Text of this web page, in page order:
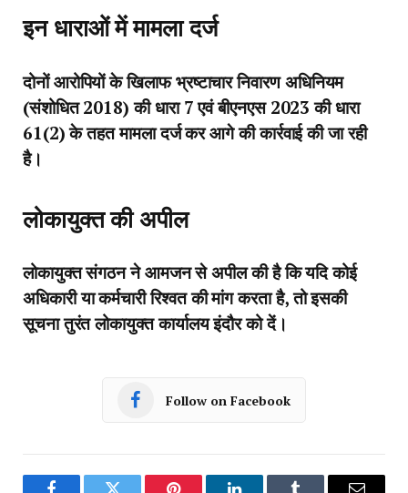
इन धाराओं में मामला दर्ज
दोनों आरोपियों के खिलाफ भ्रष्टाचार निवारण अधिनियम
(संशोधित 2018) की धारा 7 एवं बीएनएस 2023 की धारा
61(2) के तहत मामला दर्ज कर आगे की कार्रवाई की जा रही
है।
लोकायुक्त की अपील
लोकायुक्त संगठन ने आमजन से अपील की है कि यदि कोई
अधिकारी या कर्मचारी रिश्वत की मांग करता है, तो इसकी
सूचना तुरंत लोकायुक्त कार्यालय इंदौर को दें।
Follow on Facebook